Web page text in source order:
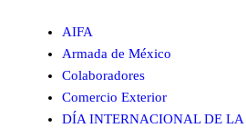
AIFA
Armada de México
Colaboradores
Comercio Exterior
DÍA INTERNACIONAL DE LA